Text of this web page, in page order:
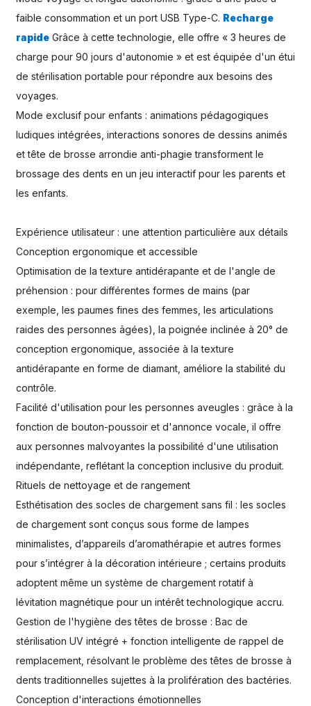
faible consommation et un port USB Type-C. Recharge
rapideGrâce à cette technologie, elle offre « 3 heures de
charge pour 90 jours d'autonomie » et est équipée d'un étui
de stérilisation portable pour répondre aux besoins des
voyages.
Mode exclusif pour enfants : animations pédagogiques
ludiques intégrées, interactions sonores de dessins animés
et tête de brosse arrondie anti-phagie transforment le
brossage des dents en un jeu interactif pour les parents et
les enfants.
Expérience utilisateur : une attention particulière aux détails
Conception ergonomique et accessible
Optimisation de la texture antidérapante et de l'angle de
préhension : pour différentes formes de mains (par
exemple, les paumes fines des femmes, les articulations
raides des personnes âgées), la poignée inclinée à 20° de
conception ergonomique, associée à la texture
antidérapante en forme de diamant, améliore la stabilité du
contrôle.
Facilité d'utilisation pour les personnes aveugles : grâce à la
fonction de bouton-poussoir et d'annonce vocale, il offre
aux personnes malvoyantes la possibilité d'une utilisation
indépendante, reflétant la conception inclusive du produit.
Rituels de nettoyage et de rangement
Esthétisation des socles de chargement sans fil : les socles
de chargement sont conçus sous forme de lampes
minimalistes, d’appareils d’aromathérapie et autres formes
pour s’intégrer à la décoration intérieure ; certains produits
adoptent même un système de chargement rotatif à
lévitation magnétique pour un intérêt technologique accru.
Gestion de l'hygiène des têtes de brosse : Bac de
stérilisation UV intégré + fonction intelligente de rappel de
remplacement, résolvant le problème des têtes de brosse à
dents traditionnelles sujettes à la prolifération des bactéries.
Conception d'interactions émotionnelles